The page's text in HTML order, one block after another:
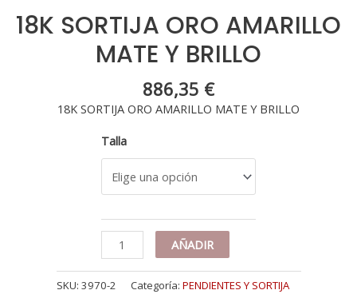
18K SORTIJA ORO AMARILLO
MATE Y BRILLO
886,35 €
18K SORTIJA ORO AMARILLO MATE Y BRILLO
Talla
18K
SORTIJA
ORO
AMARILLO
AÑADIR
SKU: 3970-2 Categoría: PENDIENTES Y SORTIJA